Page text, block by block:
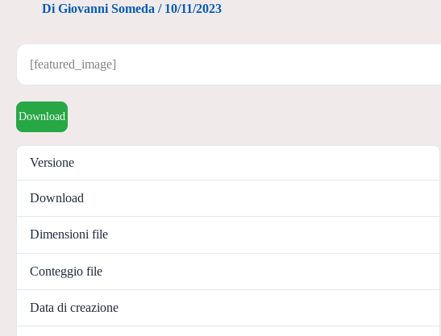
Di Giovanni Someda / 10/11/2023
[featured_image]
Download
Versione
Download
Dimensioni file
Conteggio file
Data di creazione